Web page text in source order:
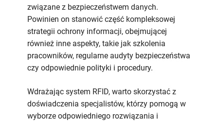
związane z bezpieczeństwem danych.
Powinien on stanowić część kompleksowej
strategii ochrony informacji, obejmującej
również inne aspekty, takie jak szkolenia
pracowników, regularne audyty bezpieczeństwa
czy odpowiednie polityki i procedury.
Wdrażając system RFID, warto skorzystać z
doświadczenia specjalistów, którzy pomogą w
wyborze odpowiedniego rozwiązania i